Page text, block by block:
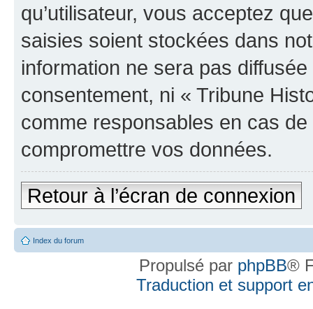
qu’utilisateur, vous acceptez
saisies soient stockées dans
information ne sera pas
consentement, ni « Tribune
comme responsables en cas
compromettre vos données.
Retour à l’écran de connexion
Index du forum
Propulsé par phpBB®
Traduction et support